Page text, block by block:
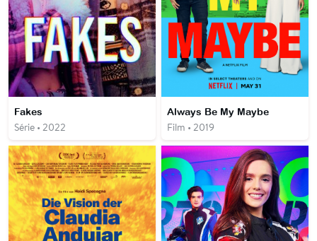
Fakes
Série • 2022
Always Be My Maybe
Film • 2019